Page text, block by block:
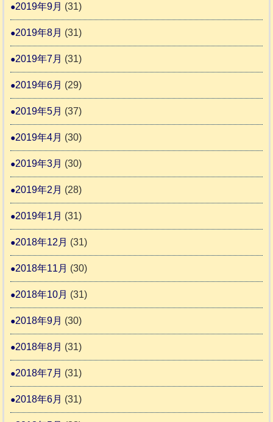
2019年9月 (31)
2019年8月 (31)
2019年7月 (31)
2019年6月 (29)
2019年5月 (37)
2019年4月 (30)
2019年3月 (30)
2019年2月 (28)
2019年1月 (31)
2018年12月 (31)
2018年11月 (30)
2018年10月 (31)
2018年9月 (30)
2018年8月 (31)
2018年7月 (31)
2018年6月 (31)